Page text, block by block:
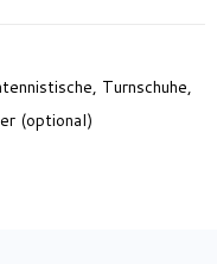
Turnschuhe,
(optional)